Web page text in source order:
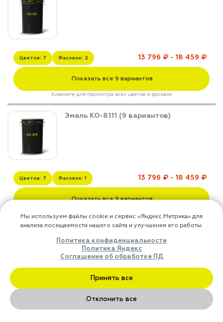
Цветов: 7 Фасовок: 2 13 796 ₽ - 18 459 ₽
▼Показать все 9 вариантов
Кликните для просмотра всех цветов и фасовок
Эмаль КО-8111 (9 вариантов)
Цветов: 7 Фасовок: 1 13 796 ₽ - 18 459 ₽
▼ Показать все 9 вариантов
Кликните для просмотра всех цветов и фасовок
Эмаль КО-813 (2-х компонентная) (1
вариантов)